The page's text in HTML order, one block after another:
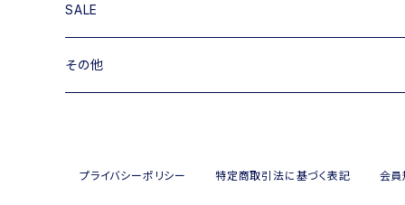
ハンドバッグ
ミニバッグ・クラッチバッグ
TIPICURREN
M rose
INNUE
SALE
バッグ
その他
プライバシーポリシー 特定商取引法に基づく表記 会